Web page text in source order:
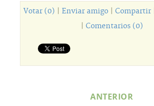
Votar (0) Enviar amigo| Compartir|
Comentarios (0)
ANTERIOR